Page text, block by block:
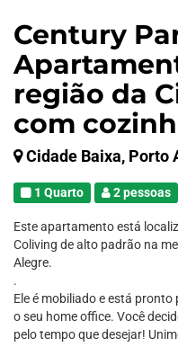
Century
região da
com
Cidade Baixa, Porto
1 Quarto 2 pessoas
Este apartamento está
Coliving de alto padrão na
Alegre.
.
Ele é mobiliado e está
o seu home office. Você
pelo tempo que desejar!